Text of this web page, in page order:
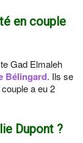
en couple
Gad Elmaleh
Bélingard. Ils se
a eu 2
Dupont ?